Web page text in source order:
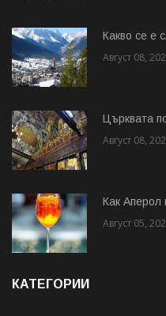
Какво се е
Август 08,
Църквата
Август 08,
Как Аперол
Август 05,
КАТЕГОРИИ